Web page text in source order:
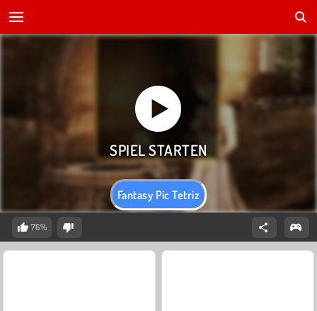
Fantasy Pic Tetriz
76%